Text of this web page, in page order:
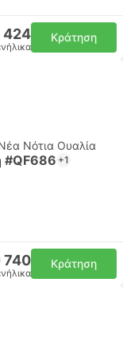
424 Κράτηση
Νότια Ουαλία
#QF686 +1
740 Κράτηση